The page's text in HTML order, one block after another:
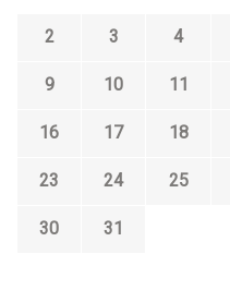
2 3 4
9 10 11
16 17 18
23 24 25
30
31